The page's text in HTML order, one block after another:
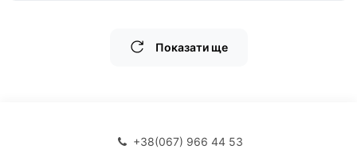
Показати ще
+38(067) 966 44 53